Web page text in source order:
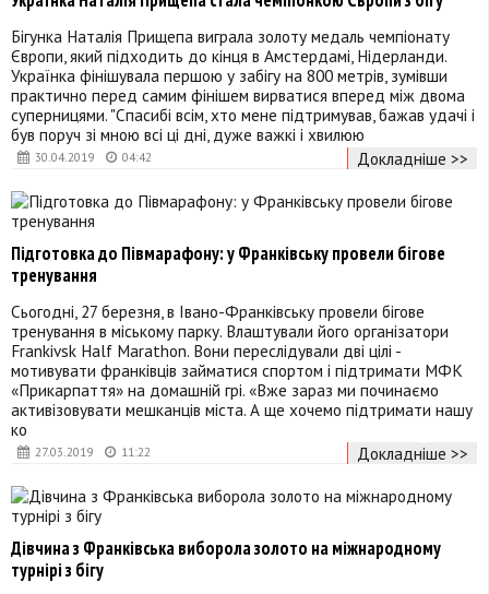
30.04.2019 04:42
Бігунка Наталія Прищепа виграла золоту медаль чемпіонату
Європи, який підходить до кінця в Амстердамі, Нідерланди.
Українка фінішувала першою у забігу на 800 метрів, зумівши
практично перед самим фінішем вирватися вперед між двома
суперницями. "Спасибі всім, хто мене підтримував, бажав удачі і
був поруч зі мною всі ці дні, дуже важкі і хвилюю
Докладніше >>
27.03.2019 11:22
Підготовка до Півмарафону: у Франківську провели бігове
тренування
Сьогодні, 27 березня, в Івано-Франківську провели бігове
тренування в міському парку. Влаштували його організатори
Frankivsk Half Marathon. Вони переслідували дві цілі -
мотивувати франківців займатися спортом і підтримати МФК
«Прикарпаття» на домашній грі. «Вже зараз ми починаємо
активізовувати мешканців міста. А ще хочемо підтримати нашу
ко
Докладніше >>
Дівчина з Франківська виборола золото на міжнародному
турнірі з бігу